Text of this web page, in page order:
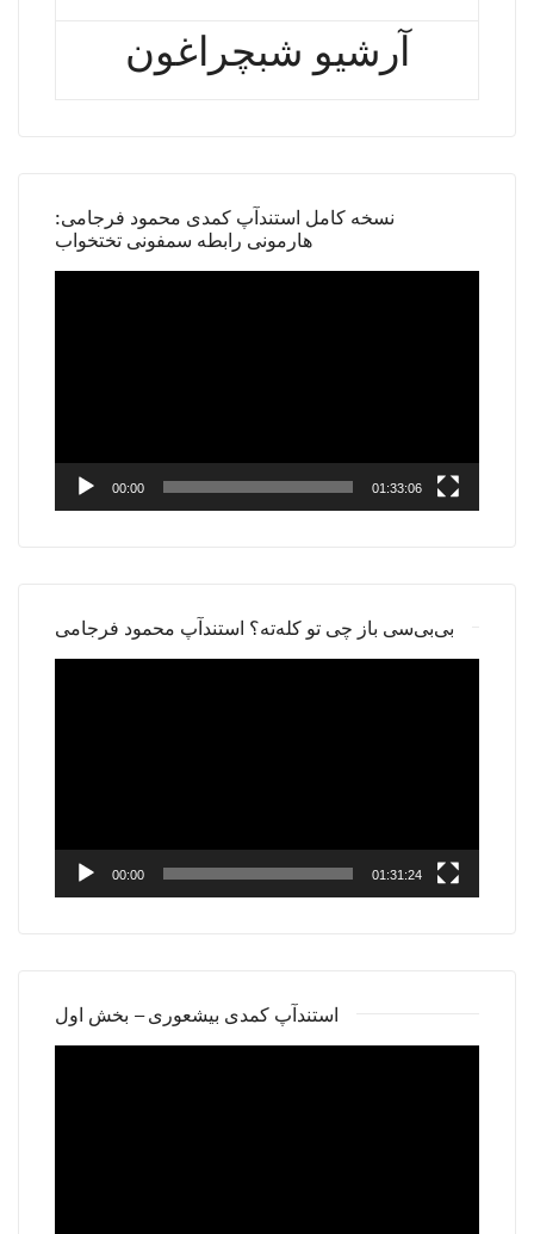
آرشیو شبچراغون
نسخه کامل استندآپ کمدی محمود فرجامی:
هارمونی رابطه سمفونی تختخواب
00:00 01:33:06
بی‌بی‌سی باز چی تو کله‌ته؟ استندآپ محمود فرجامی
00:00 01:31:24
استندآپ کمدی بیشعوری – بخش اول